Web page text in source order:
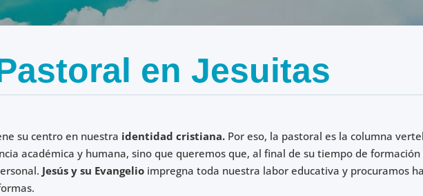
en Jesuitas
su centro en nuestra identidad cristiana. Por eso, la pastoral es la columna
académica y humana, sino que queremos que, al final de su tiempo de formación
Jesús y su Evangelio impregna toda nuestra labor educativa y procuramos